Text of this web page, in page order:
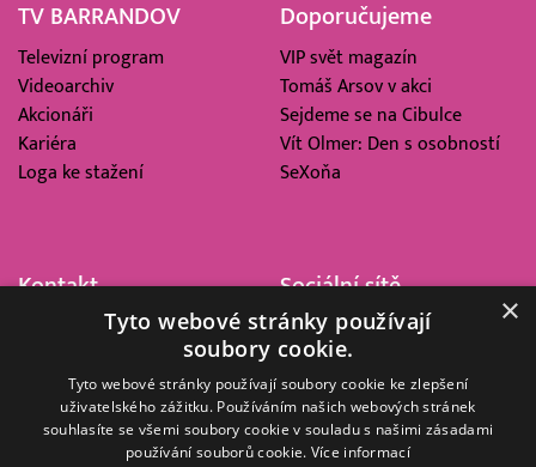
TV BARRANDOV
Televizní program
Videoarchiv
Akcionáři
Kariéra
Loga ke stažení
Doporučujeme
VIP svět magazín
Tomáš Arsov v akci
Sejdeme se na Cibulce
Vít Olmer: Den s osobností
SeXoňa
Kontakt
Barrandov Televizní Studio,
Kříženeckého nám. 322
152 00 Praha 5
IČ 416 93 311
Sociální sítě
×
Tyto webové stránky používají
soubory cookie.
Tyto webové stránky používají soubory cookie ke zlepšení
uživatelského zážitku. Používáním našich webových stránek
souhlasíte se všemi soubory cookie v souladu s našimi zásadami
používání souborů cookie. Více informací